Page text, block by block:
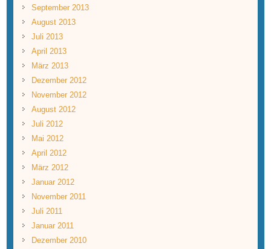
September 2013
August 2013
Juli 2013
April 2013
März 2013
Dezember 2012
November 2012
August 2012
Juli 2012
Mai 2012
April 2012
März 2012
Januar 2012
November 2011
Juli 2011
Januar 2011
Dezember 2010